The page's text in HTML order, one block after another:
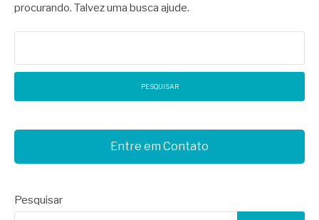
procurando. Talvez uma busca ajude.
Entre em Contato
Pesquisar